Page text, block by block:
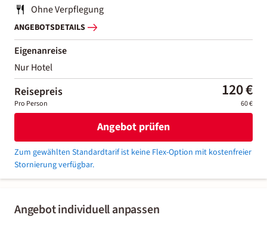
Angebot individuell anpassen
Ohne Verpflegung
ANGEBOTSDETAILS
Eigenanreise
Nur Hotel
Reisepreis 120 €
Pro Person 60 €
Angebot prüfen
Zum gewählten Standardtarif ist keine Flex-Option mit kostenfreier
Stornierung verfügbar.